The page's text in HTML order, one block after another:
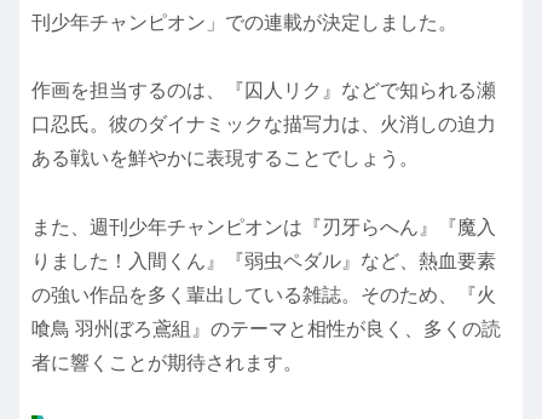
刊少年チャンピオン」での連載が決定しました。
作画を担当するのは、『囚人リク』などで知られる瀬
口忍氏。彼のダイナミックな描写力は、火消しの迫力
ある戦いを鮮やかに表現することでしょう。
また、週刊少年チャンピオンは『刃牙らへん』『魔入
りました！入間くん』『弱虫ペダル』など、熱血要素
の強い作品を多く輩出している雑誌。そのため、『火
喰鳥 羽州ぼろ鳶組』のテーマと相性が良く、多くの読
者に響くことが期待されます。